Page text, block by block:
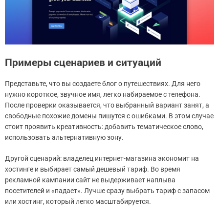
Примеры сценариев и ситуаций
Представьте, что вы создаете блог о путешествиях. Для него
нужно короткое, звучное имя, легко набираемое с телефона.
После проверки оказывается, что выбранный вариант занят, а
свободные похожие домены пишутся с ошибками. В этом случае
стоит проявить креативность: добавить тематическое слово,
использовать альтернативную зону.
Другой сценарий: владелец интернет-магазина экономит на
хостинге и выбирает самый дешевый тариф. Во время
рекламной кампании сайт не выдерживает наплыва
посетителей и «падает». Лучше сразу выбрать тариф с запасом
или хостинг, который легко масштабируется.